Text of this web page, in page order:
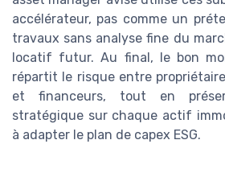
accélérateur, pas comme un
travaux sans analyse fine du
locatif futur. Au final, le bon
répartit le risque entre
et financeurs, tout en
stratégique sur chaque actif
à adapter le plan de capex ESG.